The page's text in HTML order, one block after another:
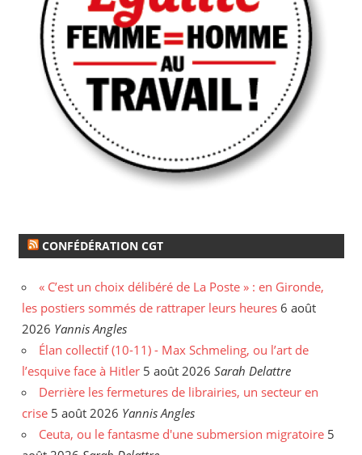
CONFÉDÉRATION CGT
« C’est un choix délibéré de La Poste » : en Gironde,
les postiers sommés de rattraper leurs heures 6 août
2026 Yannis Angles
Élan collectif (10-11) - Max Schmeling, ou l’art de
l’esquive face à Hitler 5 août 2026 Sarah Delattre
Derrière les fermetures de librairies, un secteur en
crise 5 août 2026 Yannis Angles
Ceuta, ou le fantasme d'une submersion migratoire 5